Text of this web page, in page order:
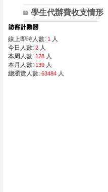
學生代辦費收支情形
線上即時人數: 1 人
今日人數: 2 人
本周人數: 128 人
本月人數: 139 人
總瀏覽人數: 63484 人